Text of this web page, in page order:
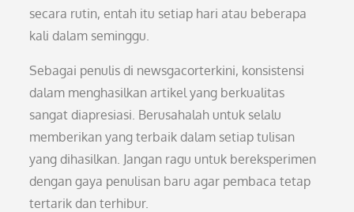
secara rutin, entah itu setiap hari atau beberapa
kali dalam seminggu.
Sebagai penulis di newsgacorterkini, konsistensi
dalam menghasilkan artikel yang berkualitas
sangat diapresiasi. Berusahalah untuk selalu
memberikan yang terbaik dalam setiap tulisan
yang dihasilkan. Jangan ragu untuk bereksperimen
dengan gaya penulisan baru agar pembaca tetap
tertarik dan terhibur.